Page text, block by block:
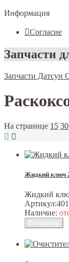
Информация
Согласие
Запчасти
Запчасти
На странице 15 30
Жидкий ключ
Жидкий
Артикул:
Наличие: